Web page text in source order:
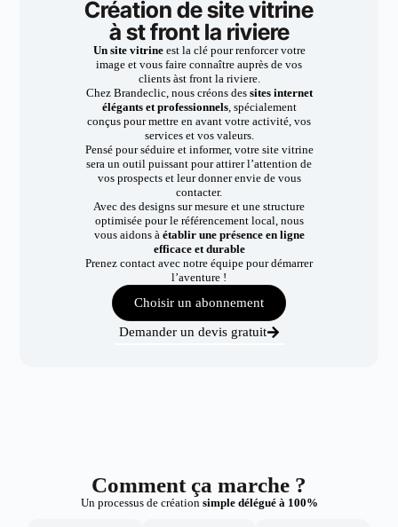
Création de site vitrine
à st front la riviere
Un site vitrineest la clé pour renforcer votre
image et vous faire connaître auprès de vos
clients àst front la riviere.
Chez Brandeclic, nous créons dessites internet
élégants et professionnels, spécialement
conçus pour mettre en avant votre activité, vos
services et vos valeurs.
Pensé pour séduire et informer, votre site vitrine
sera un outil puissant pour attirer l’attention de
vos prospects et leur donner envie de vous
contacter.
Avec des designs sur mesure et une structure
optimisée pour le référencement local, nous
vous aidons à établir une présence en ligne
efficace et durable
Prenez contact avec notre équipe pour démarrer
l’aventure !
Choisir un abonnement
Demander un devis gratuit
Comment ça marche ?
Un processus de création simple délégué à 100%